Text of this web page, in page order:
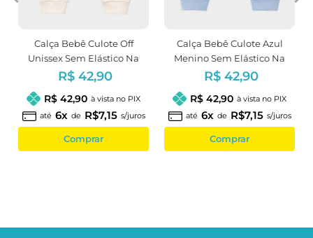
Calça Bebê Culote Off
Unissex Sem Elástico Na
Cintura
R$ 42,90
R$ 42,90 à vista no PIX
até 6x de R$7,15 s/juros
Comprar
Calça Bebê Culote Azul
Menino Sem Elástico Na
Cintura
R$ 42,90
R$ 42,90 à vista no PIX
até 6x de R$7,15 s/juros
Comprar